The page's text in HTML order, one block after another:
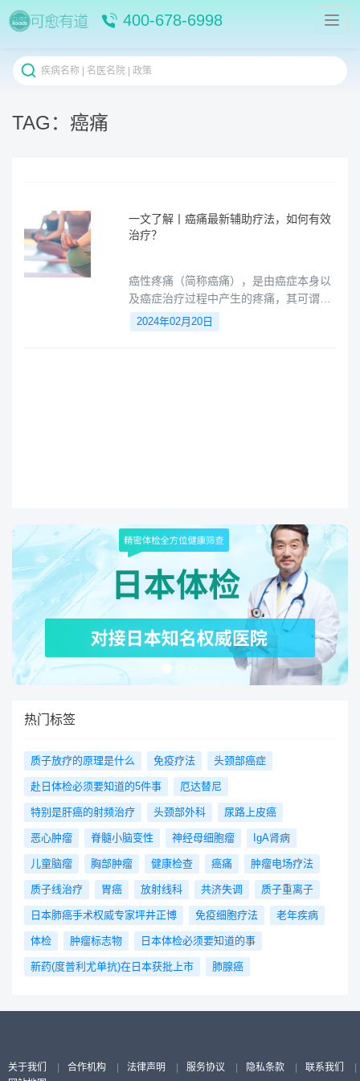
400-678-6998
TAG：癌痛
一文了解丨癌痛最新辅助疗法，如何有效
治疗？
癌性疼痛（简称癌痛），是由癌症本身以
及癌症治疗过程中产生的疼痛，其可谓是
癌症患者面临最折磨人的临床症状，持
续、剧烈的疼痛会困扰整个病程。近年
2024年02月20日
热门标签
质子放疗的原理是什么 免疫疗法 头颈部癌症
赴日体检必须要知道的5件事 厄达替尼
特别是肝癌的射频治疗 头颈部外科 尿路上皮癌
恶心肿瘤 脊髓小脑变性 神经母细胞瘤 IgA肾病
儿童脑瘤 胸部肿瘤 健康检查 癌痛 肿瘤电场疗法
质子线治疗 胃癌 放射线科 共济失调 质子重离子
日本肺癌手术权威专家坪井正博 免疫细胞疗法 老年疾病
体检 肿瘤标志物 日本体检必须要知道的事
新药(度普利尤单抗)在日本获批上市 肺腺癌
关于我们 合作机构 法律声明 服务协议 隐私条款 联系我们